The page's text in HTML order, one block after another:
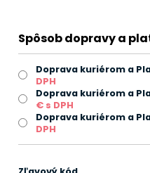
Spôsob dopravy a
Doprava kuriérom a
DPH
Doprava kuriérom a
€ s DPH
Doprava kuriérom a
DPH